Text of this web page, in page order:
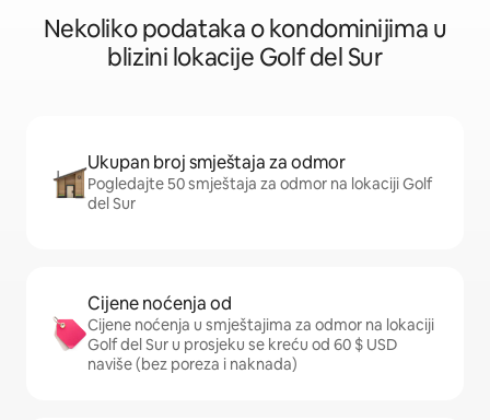
Nekoliko podataka o kondominijima u
blizini lokacije Golf del Sur
Ukupan broj smještaja za odmor
Pogledajte 50 smještaja za odmor na lokaciji Golf
del Sur
Cijene noćenja od
Cijene noćenja u smještajima za odmor na lokaciji
Golf del Sur u prosjeku se kreću od 60 $ USD
naviše (bez poreza i naknada)